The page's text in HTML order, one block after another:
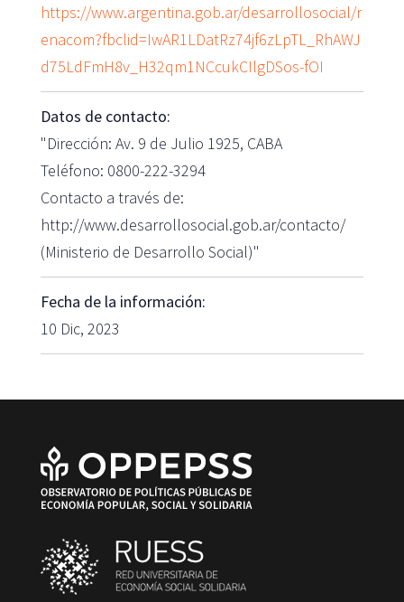
https://www.argentina.gob.ar/desarrollosocial/r
enacom?fbclid=IwAR1LDatRz74jf6zLpTL_RhAWJ
d75LdFmH8v_H32qm1NCcukCIlgDSos-fOI
Datos de contacto:
"Dirección: Av. 9 de Julio 1925, CABA
Teléfono: 0800-222-3294
Contacto a través de:
http://www.desarrollosocial.gob.ar/contacto/
(Ministerio de Desarrollo Social)"
Fecha de la información:
10 Dic, 2023